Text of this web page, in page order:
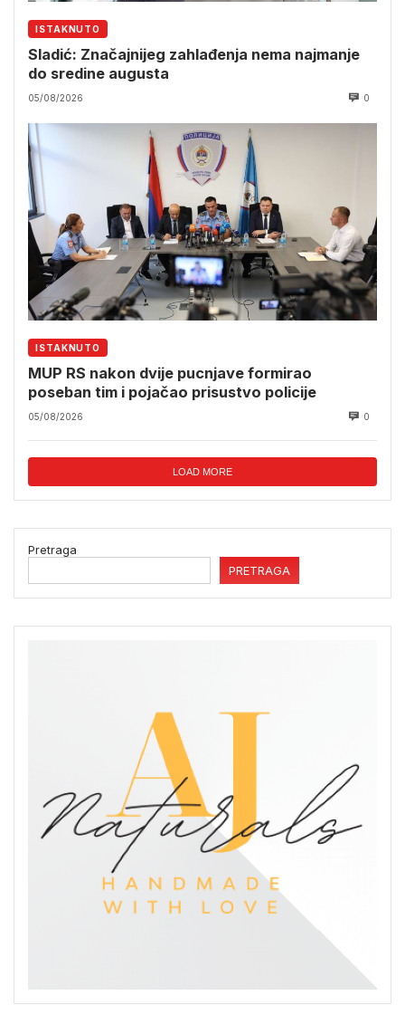
ISTAKNUTO
Sladić: Značajnijeg zahlađenja nema najmanje
do sredine augusta
05/08/2026 0
ISTAKNUTO
MUP RS nakon dvije pucnjave formirao
poseban tim i pojačao prisustvo policije
05/08/2026 0
LOAD MORE
Pretraga
PRETRAGA